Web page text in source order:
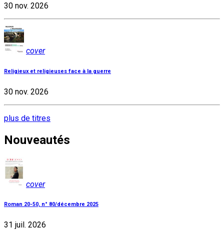
30 nov. 2026
cover
Religieux et religieuses face à la guerre
30 nov. 2026
plus de titres
Nouveautés
cover
Roman 20-50, n° 80/décembre 2025
31 juil. 2026